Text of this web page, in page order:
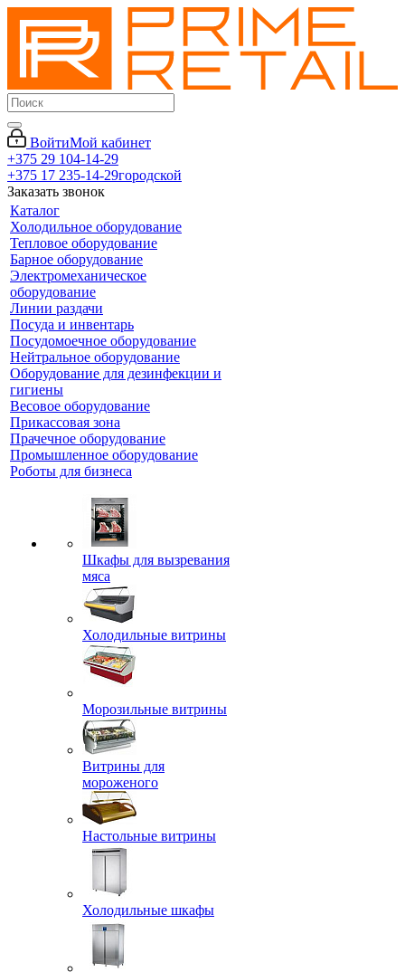
ВойтиМой кабинет
+375 29 104-14-29
+375 17 235-14-29городской
Заказать звонок
Каталог
Холодильное оборудование
Тепловое оборудование
Барное оборудование
Электромеханическое
оборудование
Линии раздачи
Посуда и инвентарь
Посудомоечное оборудование
Нейтральное оборудование
Оборудование для дезинфекции и
гигиены
Весовое оборудование
Прикассовая зона
Прачечное оборудование
Промышленное оборудование
Роботы для бизнеса
Шкафы для вызревания
мяса
Холодильные витрины
Морозильные витрины
Витрины для
мороженого
Настольные витрины
Холодильные шкафы